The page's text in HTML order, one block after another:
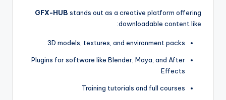
GFX-HUB stands out as a creative platform offering
downloadable content like:
3D models, textures, and environment packs
Plugins for software like Blender, Maya, and After
Effects
Training tutorials and full courses